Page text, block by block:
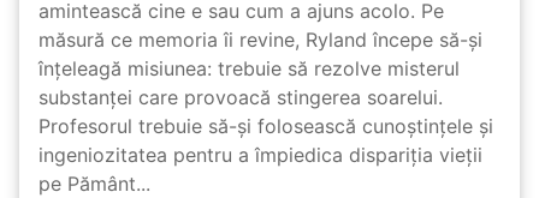
amintească cine e sau cum a ajuns acolo. Pe
măsură ce memoria îi revine, Ryland începe să-și
înțeleagă misiunea: trebuie să rezolve misterul
substanței care provoacă stingerea soarelui.
Profesorul trebuie să-și folosească cunoștințele și
ingeniozitatea pentru a împiedica dispariția vieții
pe Pământ...